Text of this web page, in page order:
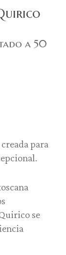
a 50
para
se